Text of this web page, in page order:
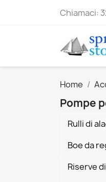
Chiamaci:
Home
Pompe
Rulli di
Boe da
Riserve